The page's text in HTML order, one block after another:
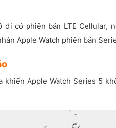
đi có phiên bản LTE Cellular,
Apple Watch phiên bản
khiến Apple Watch Series 5